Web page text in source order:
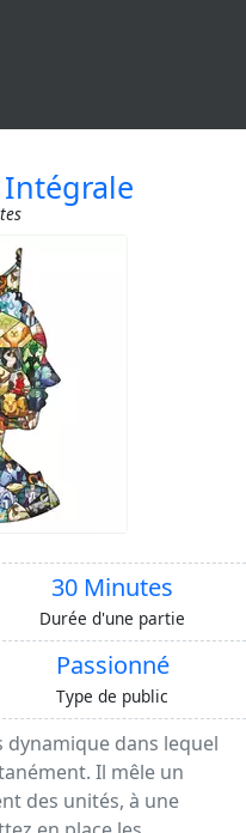
Intégrale
30 Minutes
Durée d'une partie
Passionné
Type de public
dynamique dans lequel
Il mêle un
des unités, à une